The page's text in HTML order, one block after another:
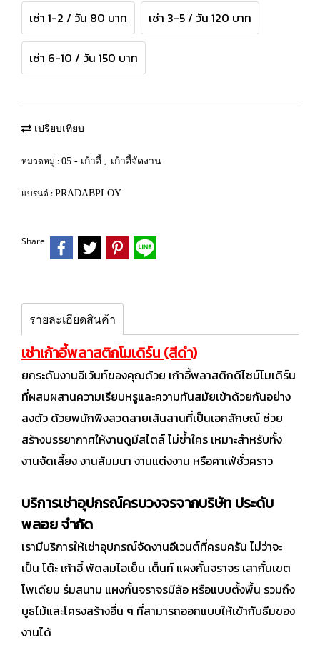
เช่า 1-2 / วัน 80 บาท เช่า 3-5 / วัน 120 บาท
เช่า 6-10 / วัน 150 บาท
เปรียบเทียบ
หมวดหมู่ : 05 - เก้าอี้ , เก้าอี้จัดงาน
แบรนด์ : PRADABPLOY
Share
รายละเอียดสินค้า
เช่าเก้าอี้พลาสติกโมเดิร์น (สีดำ)
ยกระดับงานอีเว้นท์ของคุณด้วย เก้าอี้พลาสติกดีไซน์โมเดิร์น
ที่ผสมผสานความเรียบหรูและความทันสมัยเข้าด้วยกันอย่าง
ลงตัว ด้วยพนักพิงลวดลายเส้นสานที่เป็นเอกลักษณ์ ช่วย
สร้างบรรยากาศให้งานดูมีสไตล์ ไม่ซ้ำใคร เหมาะสำหรับทั้ง
งานจัดเลี้ยง งานสัมมนา งานแต่งงาน หรือคาเฟ่ชั่วคราว
บริการเช่าอุปกรณ์ครบวงจรจากบริษัท ประดับ
พลอย จำกัด
เรามีบริการให้เช่าอุปกรณ์จัดงานอีเวนต์ที่ครบครัน ไม่ว่าจะ
เป็น โต๊ะ เก้าอี้ พัดลมไอเย็น เต็นท์ แผงกั้นจราจร เสากั้นเขต
โพเดียม ร่มสนาม แผงกั้นจราจรมีล้อ หรือแบบตั้งพื้น รวมถึง
บูธไม้และโครงสร้างอื่น ๆ ที่สามารถออกแบบให้เข้ากับธีมของ
งานได้